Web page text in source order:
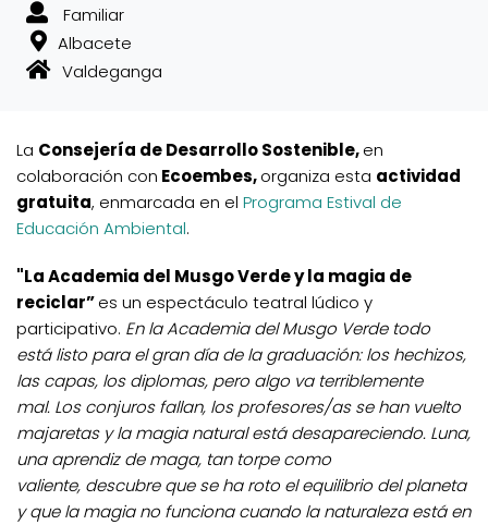
Familiar
Albacete
Valdeganga
La Consejería de Desarrollo Sostenible,en
colaboración con Ecoembes,organiza esta actividad
gratuita, enmarcada en el Programa Estival de
Educación Ambiental.
"La Academia del Musgo Verde y la magia de
reciclar”es un espectáculo teatral lúdico y
participativo. En la Academia del Musgo Verde todo
está listo para el gran día de la graduación: los hechizos,
las capas, los diplomas, pero algo va terriblemente
mal. Los conjuros fallan, los profesores/as se han vuelto
majaretas y la magia natural está desapareciendo. Luna,
una aprendiz de maga, tan torpe como
valiente, descubre que se ha roto el equilibrio del planeta
y que la magia no funciona cuando la naturaleza está en